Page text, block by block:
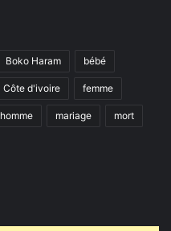
Boko Haram bébé
Côte d'ivoire femme
homme mariage mort